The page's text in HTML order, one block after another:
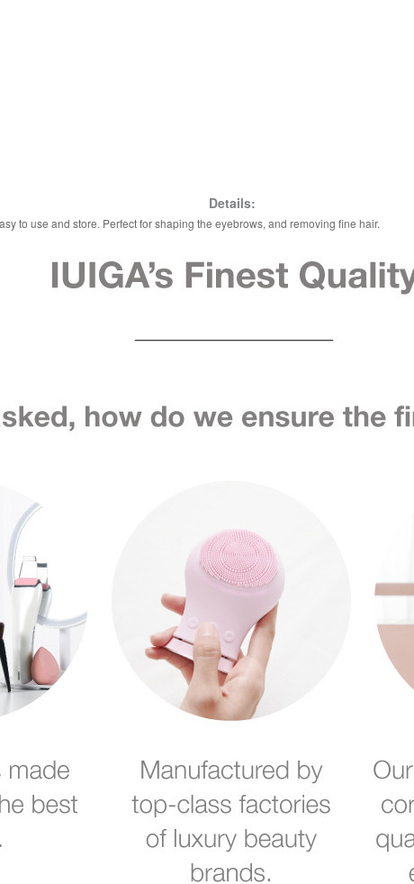
Details:
to use and store. Perfect for shaping the eyebrows, and removing fine hair.